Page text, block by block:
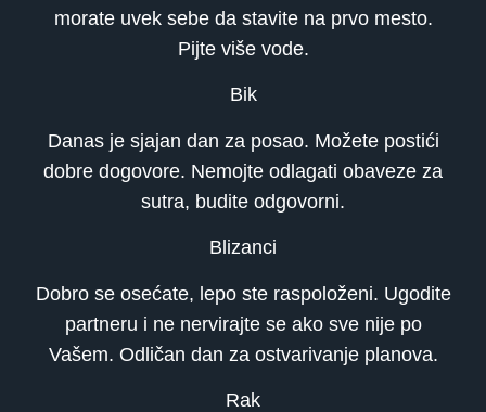
morate uvek sebe da stavite na prvo mesto.
Pijte više vode.
Bik
Danas je sjajan dan za posao. Možete postići
dobre dogovore. Nemojte odlagati obaveze za
sutra, budite odgovorni.
Blizanci
Dobro se osećate, lepo ste raspoloženi. Ugodite
partneru i ne nervirajte se ako sve nije po
Vašem. Odličan dan za ostvarivanje planova.
Rak